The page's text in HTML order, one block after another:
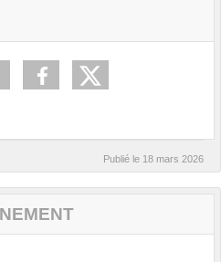
Publié le 18 mars 2026